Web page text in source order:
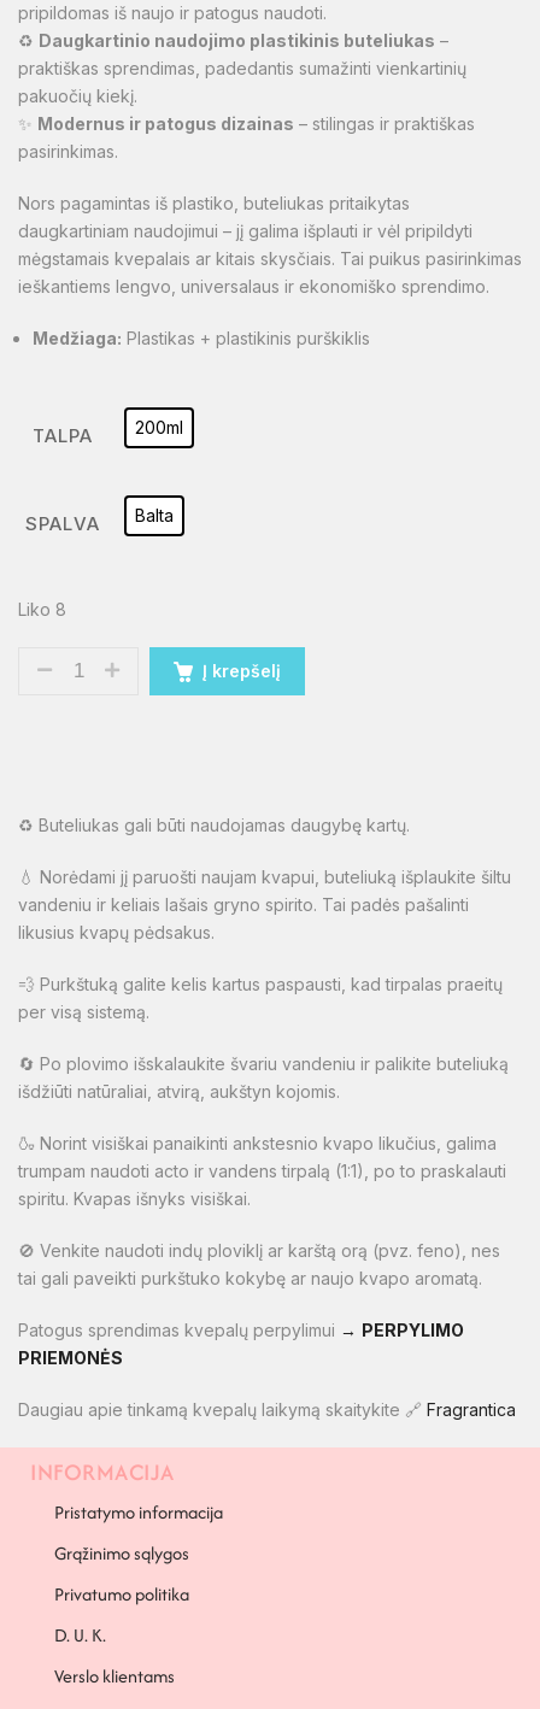
pripildomas iš naujo ir patogus naudoti.
♻️ Daugkartinio naudojimo plastikinis buteliukas –
praktiškas sprendimas, padedantis sumažinti vienkartinių
pakuočių kiekį.
✨ Modernus ir patogus dizainas – stilingas ir praktiškas
pasirinkimas.
Nors pagamintas iš plastiko, buteliukas pritaikytas
daugkartiniam naudojimui – jį galima išplauti ir vėl pripildyti
mėgstamais kvepalais ar kitais skysčiais. Tai puikus pasirinkimas
ieškantiems lengvo, universalaus ir ekonomiško sprendimo.
Medžiaga: Plastikas + plastikinis purškiklis
TALPA 200ml
SPALVA Balta
Liko 8
Į krepšelį
♻️ Buteliukas gali būti naudojamas daugybę kartų.
💧 Norėdami jį paruošti naujam kvapui, buteliuką išplaukite šiltu
vandeniu ir keliais lašais gryno spirito. Tai padės pašalinti
likusius kvapų pėdsakus.
💨 Purkštuką galite kelis kartus paspausti, kad tirpalas praeitų
per visą sistemą.
🔄 Po plovimo išskalaukite švariu vandeniu ir palikite buteliuką
išdžiūti natūraliai, atvirą, aukštyn kojomis.
🍶 Norint visiškai panaikinti ankstesnio kvapo likučius, galima
trumpam naudoti acto ir vandens tirpalą (1:1), po to praskalauti
spiritu. Kvapas išnyks visiškai.
🚫 Venkite naudoti indų ploviklį ar karštą orą (pvz. feno), nes
tai gali paveikti purkštuko kokybę ar naujo kvapo aromatą.
Patogus sprendimas kvepalų perpylimui → PERPYLIMO
PRIEMONĖS
Daugiau apie tinkamą kvepalų laikymą skaitykite 🔗 Fragrantica
PAPILDOMA INFORMACIJA
INFORMACIJA
Pristatymo informacija
Grąžinimo sąlygos
Privatumo politika
D. U. K.
Verslo klientams